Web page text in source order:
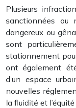
Plusieurs
sanctionnées ou
dangereux ou
sont
stationnement
ont également
d’un espace
nouvelles
la fluidité et